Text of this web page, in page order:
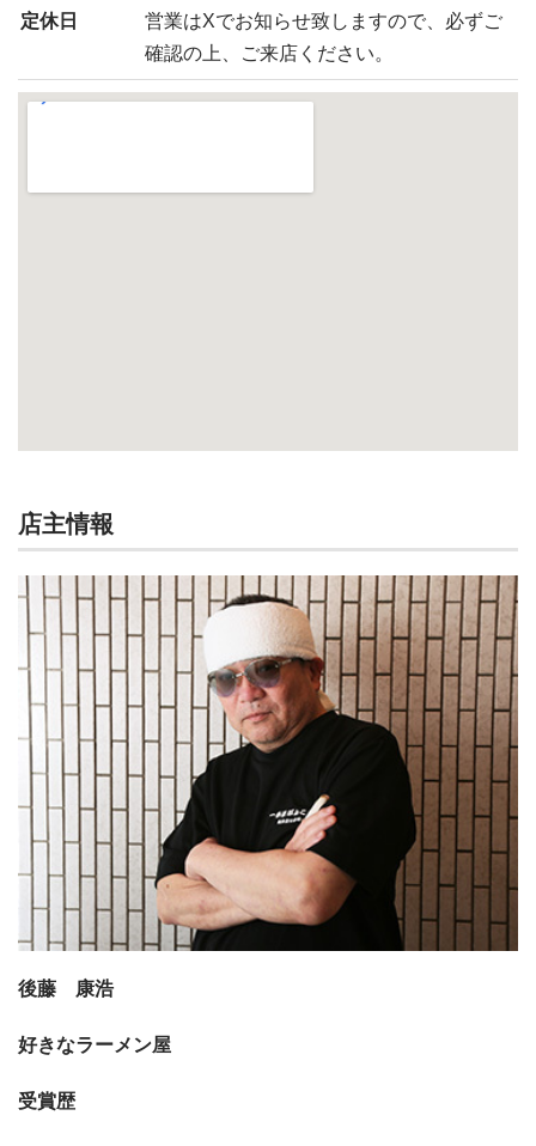
定休日
営業はXでお知らせ致しますので、必ずご
確認の上、ご来店ください。
店主情報
後藤 康浩
好きなラーメン屋
受賞歴